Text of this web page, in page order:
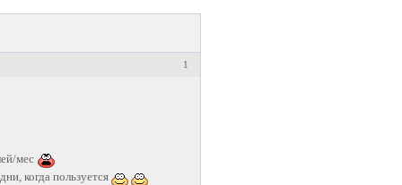
1
мес
когда пользуется